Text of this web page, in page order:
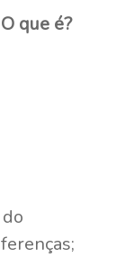
que é?